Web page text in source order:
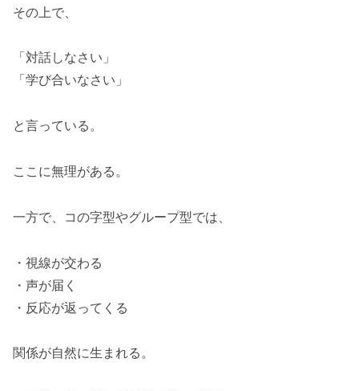
その上で、
「対話しなさい」
「学び合いなさい」
と言っている。
ここに無理がある。
一方で、コの字型やグループ型では、
・視線が交わる
・声が届く
・反応が返ってくる
関係が自然に生まれる。